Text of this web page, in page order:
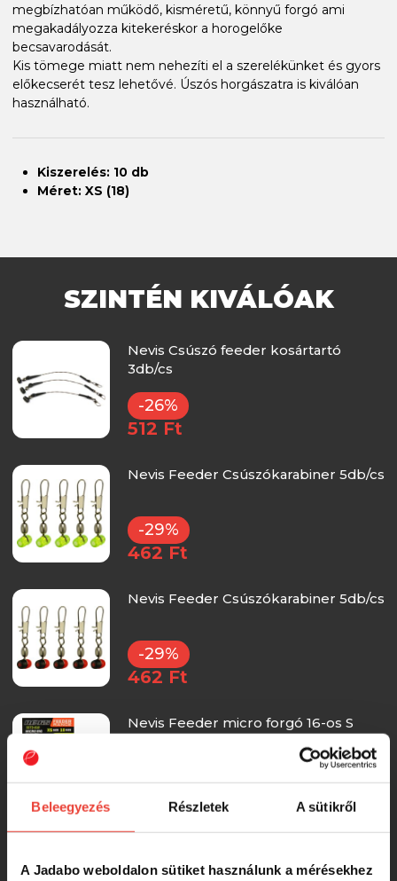
Beleegyezés Részletek A sütikről
A Jadabo weboldalon sütiket használunk a mérésekhez
megbízhatóan működő, kisméretű, könnyű forgó ami
megakadályozza kitekeréskor a horogelőke
becsavarodását.
Kis tömege miatt nem nehezíti el a szerelékünket és gyors
előkecserét tesz lehetővé. Úszós horgászatra is kiválóan
használható.
Kiszerelés: 10 db
Méret: XS (18)
SZINTÉN KIVÁLÓAK
Nevis Csúszó feeder kosártartó
3db/cs
-26%
512 Ft
Nevis Feeder Csúszókarabiner 5db/cs
-29%
462 Ft
Nevis Feeder Csúszókarabiner 5db/cs
-29%
462 Ft
Nevis Feeder micro forgó 16-os S
456 Ft